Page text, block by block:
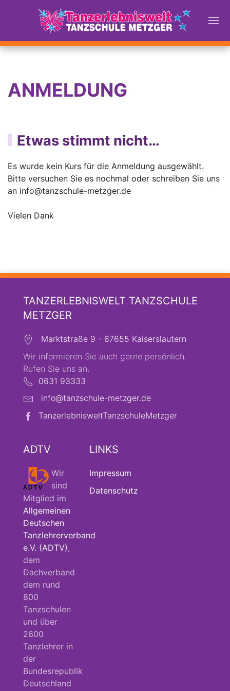
ANMELDUNG
Etwas stimmt nicht…
Es wurde kein Kurs für die Anmeldung ausgewählt.
Bitte versuchen Sie es nochmal oder schreiben Sie uns
an info@tanzschule-metzger.de
Vielen Dank
TANZERLEBNISWELT TANZSCHULE
METZGER
Marktstraße 9 - 67655 Kaiserslautern
Wir informieren Sie auch gerne persönlich.
Rufen Sie uns an.
0631 93333
info@tanzschule-metzger.de
TanzerlebnisweltTanzschuleMetzger
ADTV
Wir
sind
Mitglied im
Allgemeinen
Deutschen
Tanzlehrerverband
e.V. (ADTV) ,
dem
Dachverband
dem rund
800
Tanzschulen
und über
2600
Tanzlehrer in
der
Bundesrepublik
Deutschland
LINKS
Impressum
Datenschutz